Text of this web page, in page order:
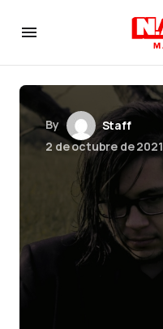
By
Staff
2 de octubre de 2021